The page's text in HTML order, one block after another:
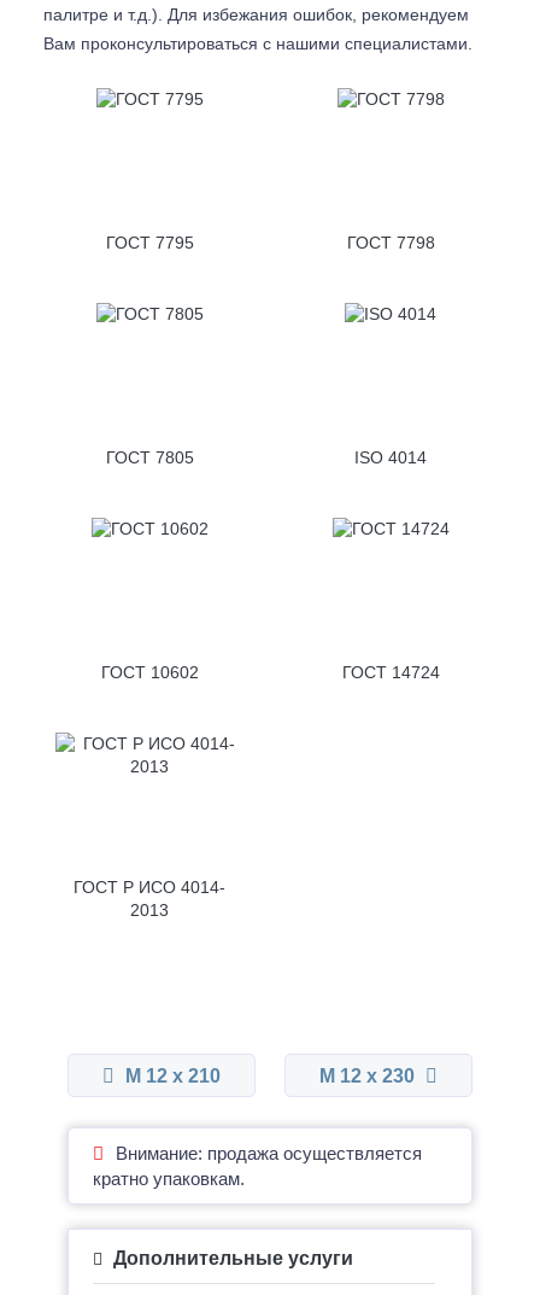
палитре и т.д.). Для избежания ошибок, рекомендуем
Вам проконсультироваться с нашими специалистами.
ГОСТ 7795 ГОСТ 7798
ГОСТ 7805 ISO 4014
ГОСТ 10602 ГОСТ 14724
ГОСТ Р ИСО 4014-
2013
М 12 x 210 М 12 x 230
Внимание: продажа осуществляется
кратно упаковкам.
Дополнительные услуги